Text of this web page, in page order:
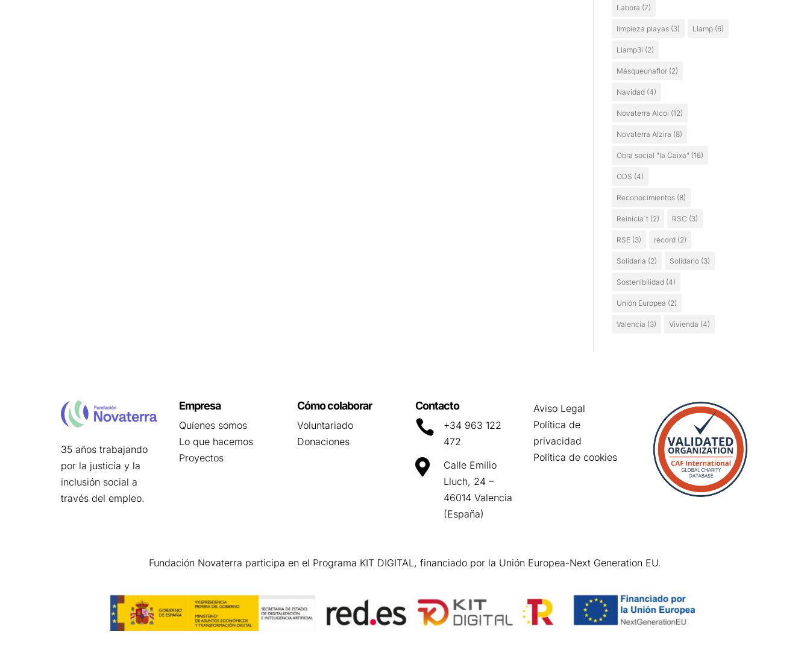
Labora (7)
limpieza playas (3) Llamp (6)
Llamp3i (2)
Másqueunaflor (2)
Navidad (4)
Novaterra Alcoi (12)
Novaterra Alzira (8)
Obra social "la Caixa" (16)
ODS (4)
Reconocimientos (8)
Reinicia´t (2) RSC (3)
RSE (3) récord (2)
Solidaria (2) Solidario (3)
Sostenibilidad (4)
Unión Europea (2)
Valencia (3) Vivienda (4)
35 años trabajando
por la justicia y la
inclusión social a
través del empleo.
Empresa
Quíenes somos
Lo que hacemos
Proyectos
Cómo colaborar
Voluntariado
Donaciones
Contacto

+34 963 122
472

Calle Emilio
Lluch, 24 –
46014 Valencia
(España)
Aviso Legal
Política de
privacidad
Política de cookies
Fundación Novaterra participa en el Programa KIT DIGITAL, financiado por la Unión Europea-Next Generation EU.